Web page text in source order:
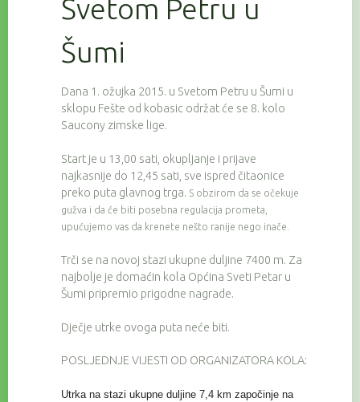
Svetom Petru u
Šumi
Dana 1. ožujka 2015. u Svetom Petru u Šumi u
sklopu Fešte od kobasic održat će se 8. kolo
Saucony zimske lige.
Start je u 13,00 sati, okupljanje i prijave
najkasnije do 12,45 sati, sve ispred čitaonice
preko puta glavnog trga. S obzirom da se očekuje
gužva i da će biti posebna regulacija prometa,
upućujemo vas da krenete nešto ranije nego inače.
Trči se na novoj stazi ukupne duljine 7400 m. Za
najbolje je domaćin kola Općina Sveti Petar u
Šumi pripremio prigodne nagrade.
Dječje utrke ovoga puta neće biti.
POSLJEDNJE VIJESTI OD ORGANIZATORA KOLA:
Utrka na stazi ukupne duljine 7,4 km započinje na